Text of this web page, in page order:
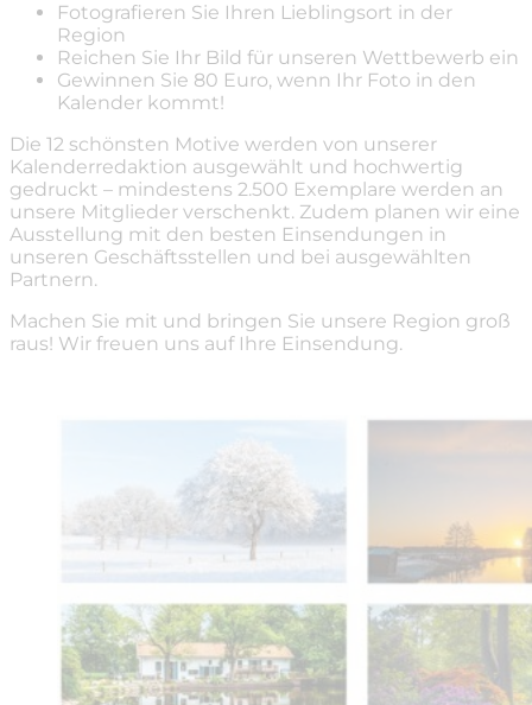
Fotografieren Sie Ihren Lieblingsort in der
Region
Reichen Sie Ihr Bild für unseren Wettbewerb ein
Gewinnen Sie 80 Euro, wenn Ihr Foto in den
Kalender kommt!
Die 12 schönsten Motive werden von unserer
Kalenderredaktion ausgewählt und hochwertig
gedruckt – mindestens 2.500 Exemplare werden an
unsere Mitglieder verschenkt. Zudem planen wir eine
Ausstellung mit den besten Einsendungen in
unseren Geschäftsstellen und bei ausgewählten
Partnern.
Machen Sie mit und bringen Sie unsere Region groß
raus! Wir freuen uns auf Ihre Einsendung.